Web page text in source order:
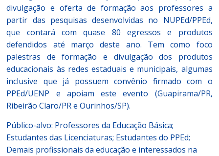
divulgação e oferta de formação aos professores a
partir das pesquisas desenvolvidas no NUPEd/PPEd,
que contará com quase 80 egressos e produtos
defendidos até março deste ano. Tem como foco
palestras de formação e divulgação dos produtos
educacionais às redes estaduais e municipais, algumas
inclusive que já possuem convênio firmado com o
PPEd/UENP e apoiam este evento (Guapirama/PR,
Ribeirão Claro/PR e Ourinhos/SP).
Público-alvo: Professores da Educação Básica;
Estudantes das Licenciaturas; Estudantes do PPEd;
Demais profissionais da educação e interessados na